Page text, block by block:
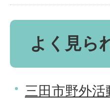
よく見ら
三田市野外